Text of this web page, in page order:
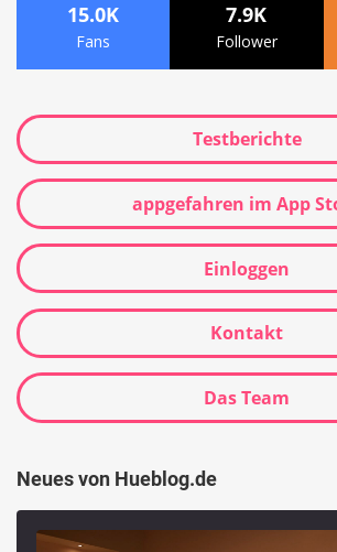
15.0K
Fans
7.9K
Follower
Testberichte
appgefahren im App
Einloggen
Kontakt
Das Team
Neues von Hueblog.de